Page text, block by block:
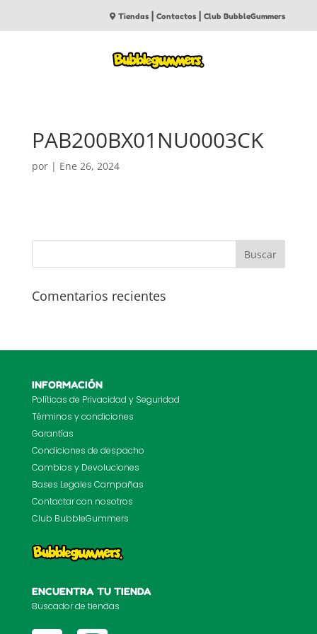
Tiendas |Contactos |Club BubbleGummers
PAB200BX01NU0003CK
por | Ene 26, 2024
Comentarios recientes
INFORMACIÓN
Políticas de Privacidad y Seguridad
Términos y condiciones
Garantías
Condiciones de despacho
Cambios y Devoluciones
Bases Legales Campañas
Contactar con nosotros
Club BubbleGummers
ENCUENTRA TU TIENDA
Buscador de tiendas